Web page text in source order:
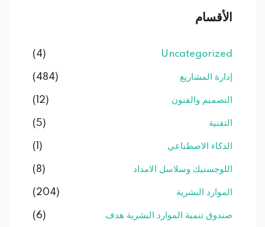
الأقسام
Uncategorized
(4)
إدارة المشاريع (484)
التصميم والفنون (12)
التقنية (5)
الذكاء الاصطناعي (1)
اللوجستيك وسلاسل الامداد (8)
الموارد البشرية (204)
صندوق تنمية الموارد البشرية هدف (6)